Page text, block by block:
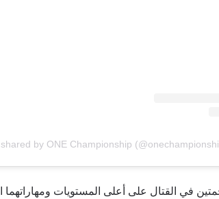
by ONE Championship
في القتال على أعلى المستويات ومهاراتهما